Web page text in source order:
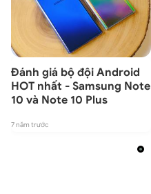
Đánh giá bộ đội Android
HOT nhất - Samsung Note
10 và Note 10 Plus
7 năm trước